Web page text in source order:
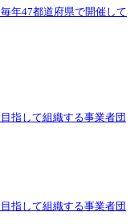
年47都道府県で開催して
指して組織する事業者団
指して組織する事業者団